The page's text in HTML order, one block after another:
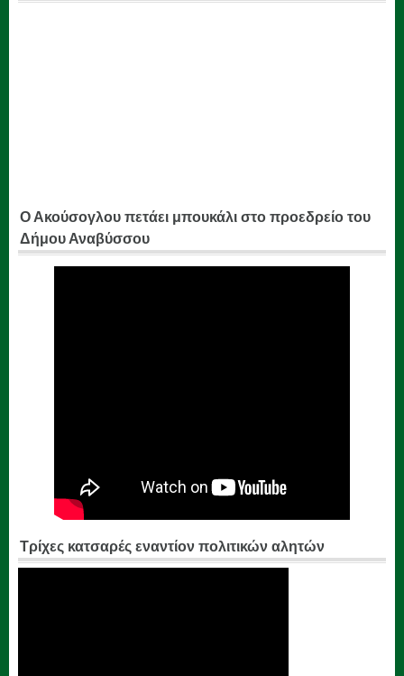
Ο Ακούσογλου πετάει μπουκάλι στο προεδρείο του
Δήμου Αναβύσσου
Τρίχες κατσαρές εναντίον πολιτικών αλητών